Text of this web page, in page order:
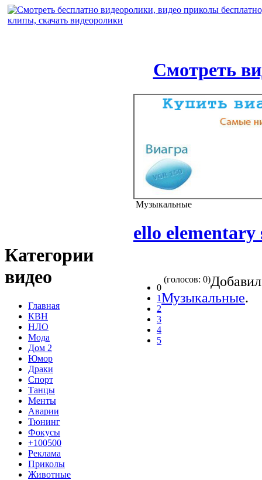
Смотреть
Категории
видео
Главная
КВН
НЛО
Мода
Дом 2
Юмор
Драки
Спорт
Танцы
Менты
Аварии
Тюнинг
Фокусы
+100500
Реклама
Приколы
Животные
Музыкальные
ello elementary
0
1
2
3
4
5
(голосов: 0)
Музыкальные.